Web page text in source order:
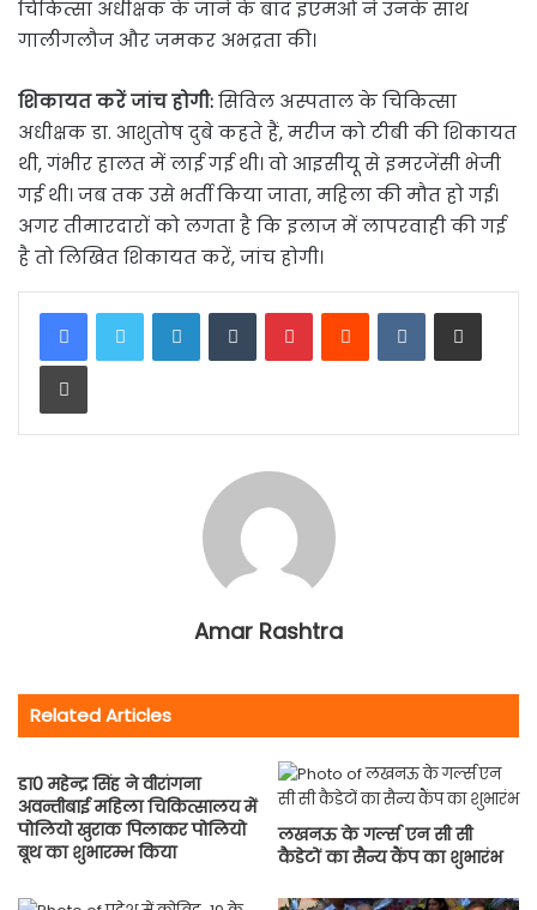
चिकित्सा अधीक्षक के जाने के बाद इएमओ ने उनके साथ
गालीगलौज और जमकर अभद्रता की।
शिकायत करें जांच होगी:सिविल अस्पताल के चिकित्सा
अधीक्षक डा. आशुतोष दुबे कहते हैं, मरीज को टीबी की शिकायत
थी, गंभीर हालत में लाई गई थी। वो आइसीयू से इमरजेंसी भेजी
गई थी। जब तक उसे भर्ती किया जाता, महिला की मौत हो गई।
अगर तीमारदारों को लगता है कि इलाज में लापरवाही की गई
है तो लिखित शिकायत करें, जांच होगी।
LinkedInTumblrPinterestReddit VKontakteShare via Email
Print
Amar Rashtra
Related Articles
डा0 महेन्द्र सिंह ने वीरांगना
अवन्तीबाई महिला चिकित्सालय में
पोलियो खुराक पिलाकर पोलियो
बूथ का शुभारम्भ किया
लखनऊ के गर्ल्स एन सी सी
कैडेटों का सैन्य कैंप का शुभारंभ